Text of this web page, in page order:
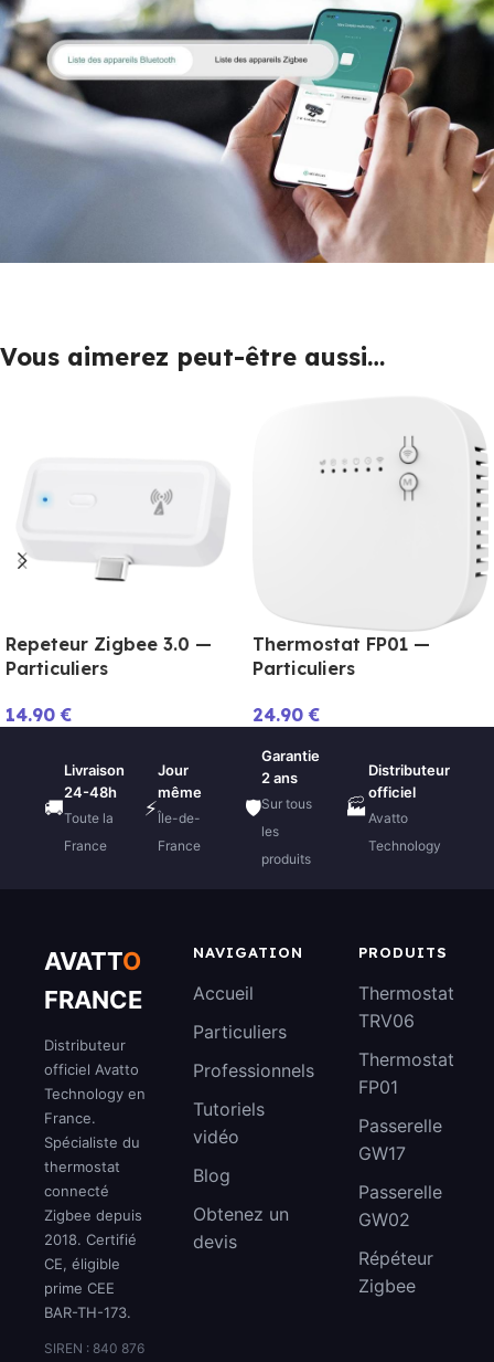
Vous aimerez peut-être aussi…
Repeteur Zigbee 3.0 —
Particuliers
14.90€
Thermostat FP01 —
Particuliers
24.90€
🚚
Livraison
24-48h
Toute la
France
⚡
Jour
même
Île-de-
France
🛡️
Garantie
2 ans
Sur tous
les
produits
🏭
Distributeur
officiel
Avatto
Technology
AVATTO
FRANCE
Distributeur
officiel Avatto
Technology en
France.
Spécialiste du
thermostat
connecté
Zigbee depuis
2018. Certifié
CE, éligible
prime CEE
BAR-TH-173.
SIREN : 840 876
NAVIGATION
Accueil
Particuliers
Professionnels
Tutoriels
vidéo
Blog
Obtenez un
devis
PRODUITS
Thermostat
TRV06
Thermostat
FP01
Passerelle
GW17
Passerelle
GW02
Répéteur
Zigbee